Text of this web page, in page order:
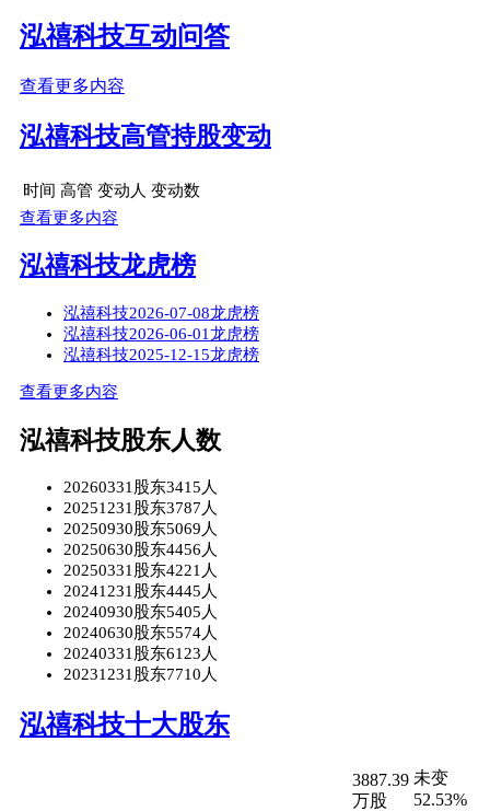
泓禧科技互动问答
查看更多内容
泓禧科技高管持股变动
时间 高管 变动人 变动数
查看更多内容
泓禧科技龙虎榜
泓禧科技2026-07-08龙虎榜
泓禧科技2026-06-01龙虎榜
泓禧科技2025-12-15龙虎榜
查看更多内容
泓禧科技股东人数
20260331股东3415人
20251231股东3787人
20250930股东5069人
20250630股东4456人
20250331股东4221人
20241231股东4445人
20240930股东5405人
20240630股东5574人
20240331股东6123人
20231231股东7710人
泓禧科技十大股东
3887.39
万股
未变
52.53%